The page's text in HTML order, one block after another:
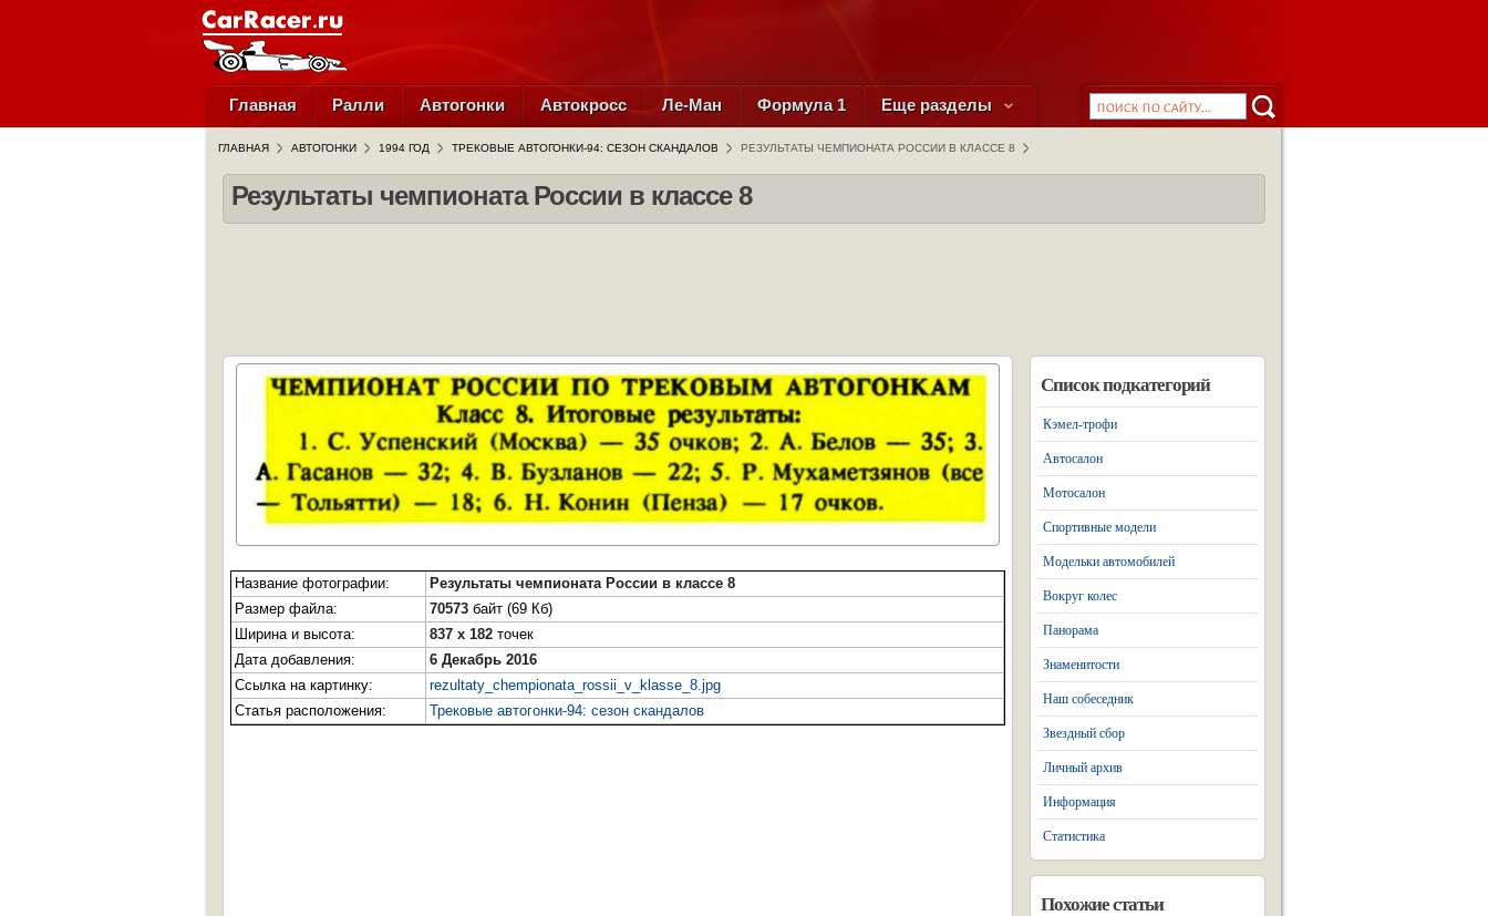
Главная Ралли Автогонки Автокросс Ле-Ман Формула 1 Еще разделы
ГЛАВНАЯ АВТОГОНКИ 1994 ГОД ТРЕКОВЫЕ АВТОГОНКИ-94: СЕЗОН СКАНДАЛОВ РЕЗУЛЬТАТЫ ЧЕМПИОНАТА РОССИИ В КЛАССЕ 8
Результаты чемпионата России в классе 8
Название фотографии:
Результаты чемпионата России в классе 8
Размер файла:
70573 байт (69 Кб)
Ширина и высота:
837 x 182 точек
Дата добавления:
6 Декабрь 2016
Ссылка на картинку:
rezultaty_chempionata_rossii_v_klasse_8.jpg
Статья расположения:
Трековые автогонки-94: сезон скандалов
Список подкатегорий
Кэмел-трофи
Автосалон
Мотосалон
Спортивные модели
Модельки автомобилей
Вокруг колес
Панорама
Знаменитости
Наш собеседник
Звездный сбор
Личный архив
Информация
Статистика
Похожие статьи